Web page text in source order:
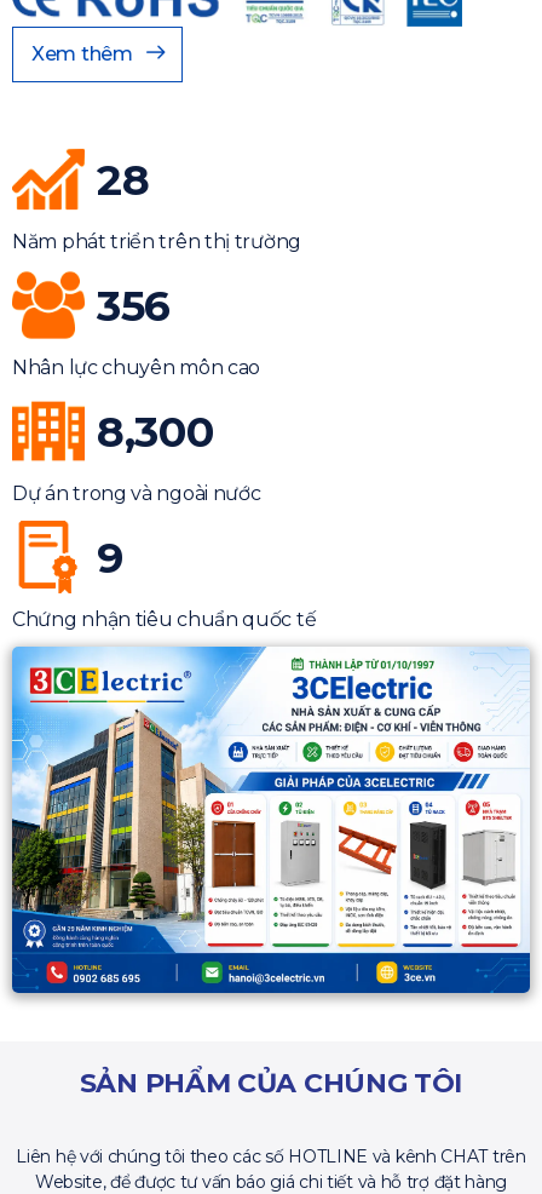
Xem thêm
28
Năm phát triển trên thị trường
356
Nhân lực chuyên môn cao
8,300
Dự án trong và ngoài nước
9
Chứng nhận tiêu chuẩn quốc tế
SẢN PHẨM CỦA CHÚNG TÔI
Liên hệ với chúng tôi theo các số HOTLINE và kênh CHAT trên
Website, để được tư vấn báo giá chi tiết và hỗ trợ đặt hàng